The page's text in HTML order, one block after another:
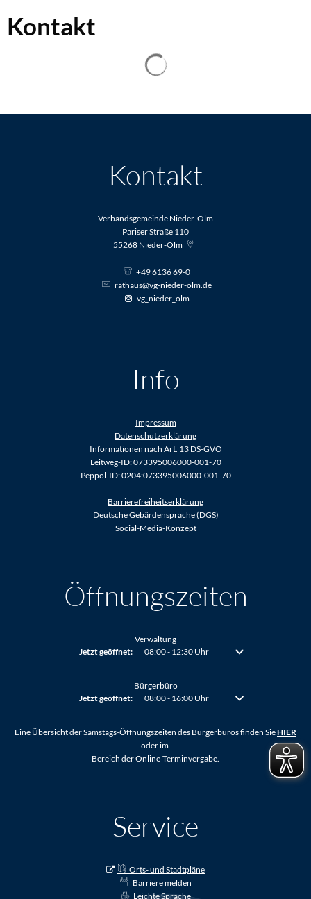
Kontakt
Kontakt
Verbandsgemeinde Nieder-Olm
Pariser Straße 110
55268 Nieder-Olm
+49 6136 69-0
rathaus@vg-nieder-olm.de
vg_nieder_olm
Info
Impressum
Datenschutzerklärung
Informationen nach Art. 13 DS-GVO
Leitweg-ID: 073395006000-001-70
Peppol-ID: 0204:073395006000-001-70
Barrierefreiheitserklärung
Deutsche Gebärdensprache (DGS)
Social-Media-Konzept
Öffnungszeiten
Verwaltung
Klicken, um weitere Öffnungs- oder Schließzeiten auszublenden
Jetzt geöffnet: 08:00- 12:30Uhr Von 08:00 bis 12:30
Bürgerbüro
Klicken, um weitere Öffnungs- oder Schließzeiten auszublenden
Jetzt geöffnet: 08:00- 16:00Uhr Von 08:00 bis 16:00
Eine Übersicht der Samstags-Öffnungszeiten des Bürgerbüros finden SieHIER
oder im
Bereich der Online-Terminvergabe.
Service
Orts- und Stadtpläne
Barriere melden
Leichte Sprache